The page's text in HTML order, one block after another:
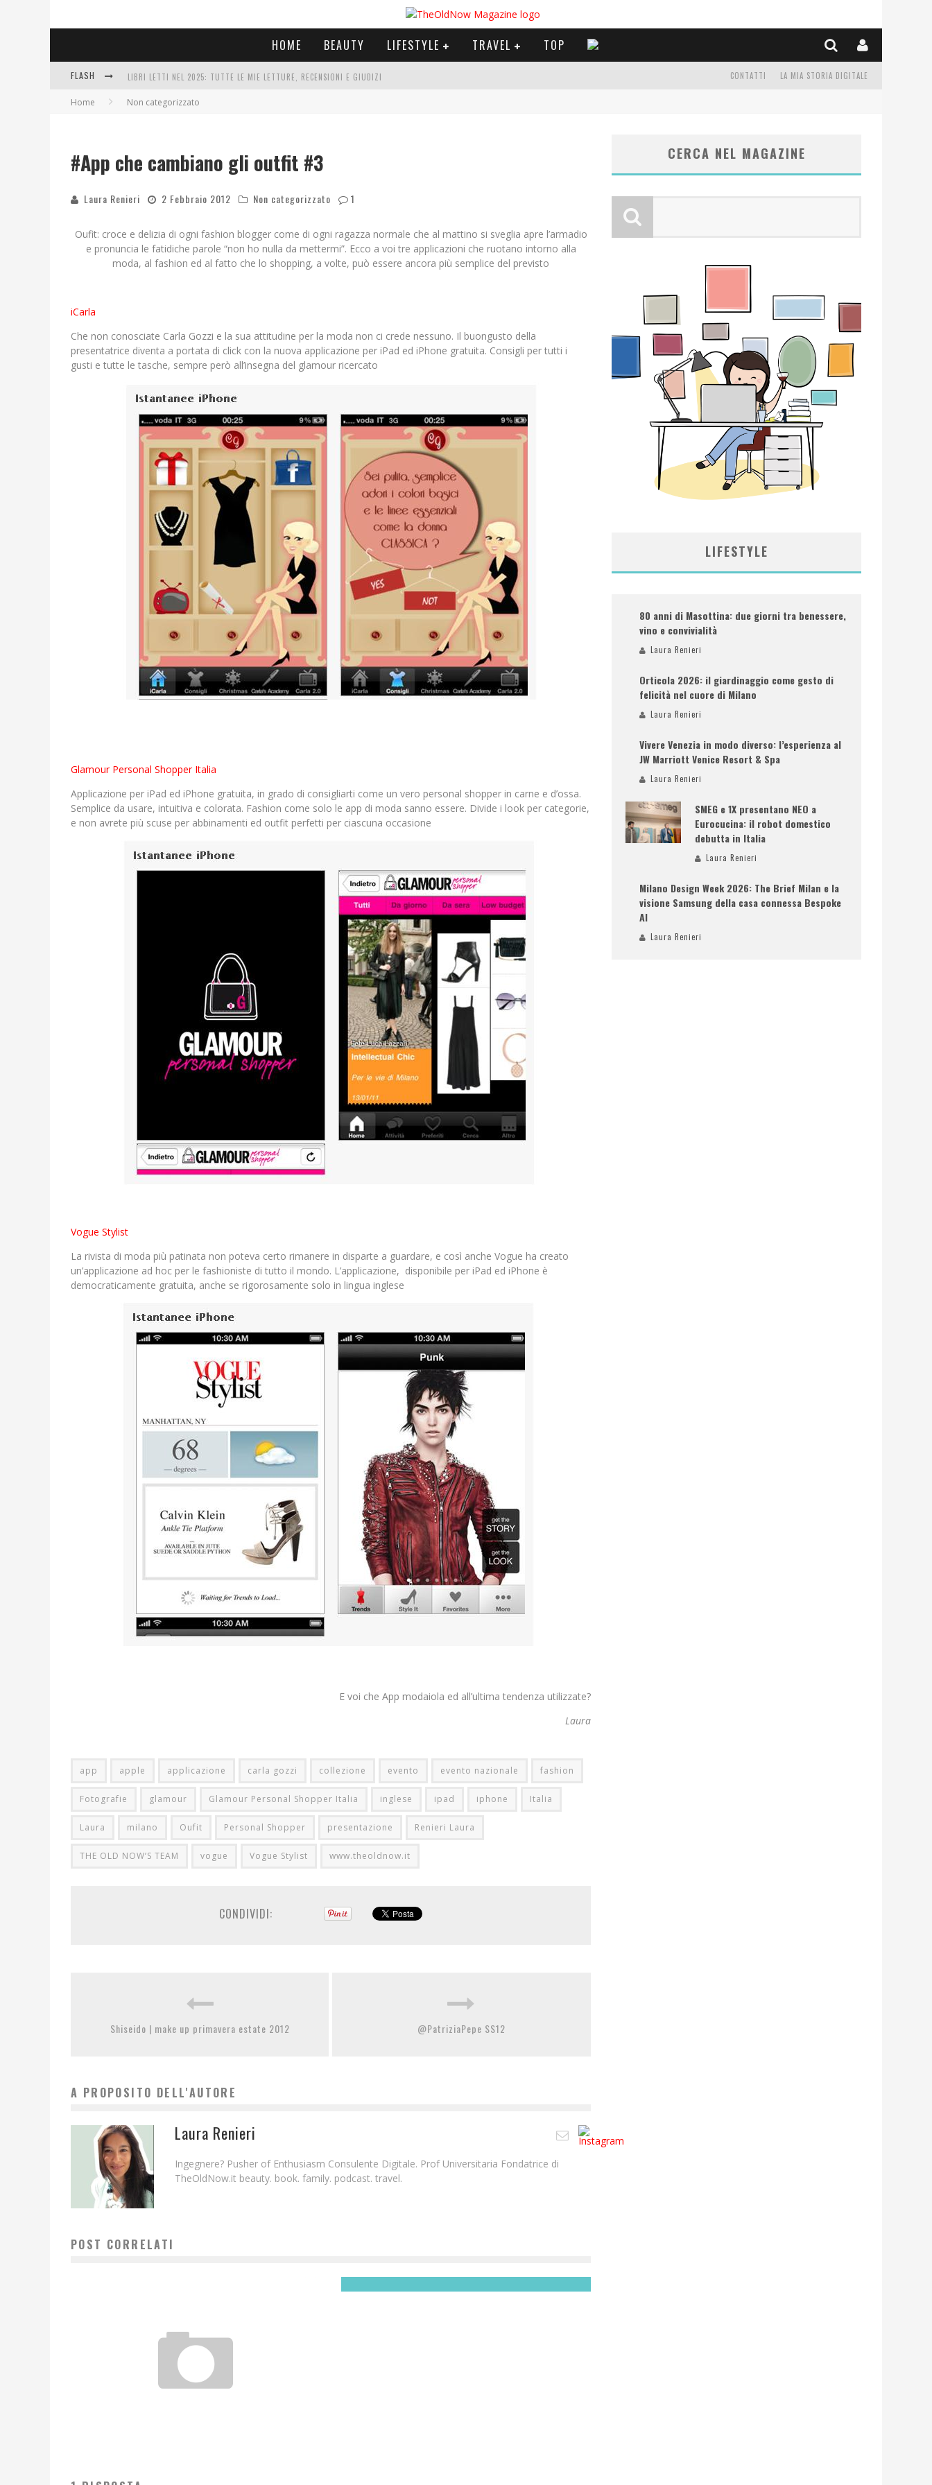
HOME BEAUTY LIFESTYLE TRAVEL TOP
FLASH LIBRI LETTI NEL 2025: TUTTE LE MIE LETTURE, RECENSIONI E GIUDIZI
COSA VEDIAMO QUESTA SERA? TE LO DICO IO: FILM E SERIE TV VISTI NEL 2025
LA MIA STORIA DIGITALE
CONTATTI
Home Non categorizzato
#App che cambiano gli outfit #3
Laura Renieri 2 Febbraio 2012 Non categorizzato 1
Oufit: croce e delizia di ogni fashion blogger come di ogni ragazza normale che al mattino si sveglia apre l’armadio
e pronuncia le fatidiche parole “non ho nulla da mettermi”. Ecco a voi tre applicazioni che ruotano intorno alla
moda, al fashion ed al fatto che lo shopping, a volte, può essere ancora più semplice del previsto
iCarla
Che non conosciate Carla Gozzi e la sua attitudine per la moda non ci crede nessuno. Il buongusto della
presentatrice diventa a portata di click con la nuova applicazione per iPad ed iPhone gratuita. Consigli per tutti i
gusti e tutte le tasche, sempre però all’insegna del glamour ricercato
Glamour Personal Shopper Italia
Applicazione per iPad ed iPhone gratuita, in grado di consigliarti come un vero personal shopper in carne e d’ossa.
Semplice da usare, intuitiva e colorata. Fashion come solo le app di moda sanno essere. Divide i look per categorie,
e non avrete più scuse per abbinamenti ed outfit perfetti per ciascuna occasione
Vogue Stylist
La rivista di moda più patinata non poteva certo rimanere in disparte a guardare, e così anche Vogue ha creato
un’applicazione ad hoc per le fashioniste di tutto il mondo. L’applicazione, disponibile per iPad ed iPhone è
democraticamente gratuita, anche se rigorosamente solo in lingua inglese
E voi che App modaiola ed all’ultima tendenza utilizzate?
Laura
app apple applicazione carla gozzi collezione evento evento nazionale fashion
Fotografie glamour Glamour Personal Shopper Italia inglese ipad iphone Italia
Laura milano Oufit Personal Shopper presentazione Renieri Laura
THE OLD NOW’S TEAM vogue Vogue Stylist www.theoldnow.it
CONDIVIDI:
Shiseido | make up primavera estate 2012 @PatriziaPepe SS12
A PROPOSITO DELL'AUTORE
Laura Renieri
Ingegnere? Pusher of Enthusiasm Consulente Digitale. Prof Universitaria Fondatrice di
TheOldNow.it beauty. book. family. podcast. travel.
POST CORRELATI
CERCA NEL MAGAZINE
LIFESTYLE
80 anni di Masottina: due giorni tra benessere,
vino e convivialità
Laura Renieri
Orticola 2026: il giardinaggio come gesto di
felicità nel cuore di Milano
Laura Renieri
Vivere Venezia in modo diverso: l’esperienza al
JW Marriott Venice Resort & Spa
Laura Renieri
SMEG e 1X presentano NEO a
Eurocucina: il robot domestico
debutta in Italia
Laura Renieri
Milano Design Week 2026: The Brief Milan e la
visione Samsung della casa connessa Bespoke
AI
Laura Renieri